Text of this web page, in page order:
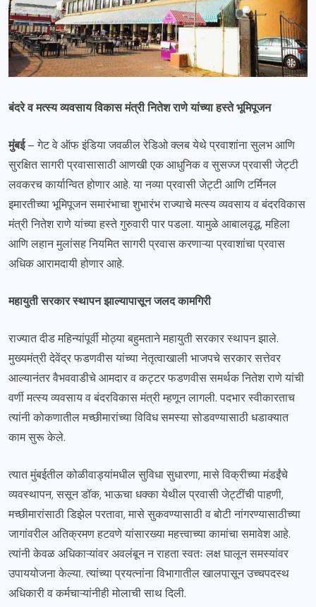
बंदरे व मत्स्य व्यवसाय विकास मंत्री नितेश राणे यांच्या हस्ते भूमिपूजन
मुंबई– गेट वे ऑफ इंडिया जवळील रेडिओ क्लब येथे प्रवाशांना सुलभ आणि
सुरक्षित सागरी प्रवासासाठी आणखी एक आधुनिक व सुसज्ज प्रवासी जेट्टी
लवकरच कार्यान्वित होणार आहे. या नव्या प्रवासी जेट्टी आणि टर्मिनल
इमारतीच्या भूमिपूजन समारंभाचा शुभारंभ राज्याचे मत्स्य व्यवसाय व बंदरविकास
मंत्री नितेश राणे यांच्या हस्ते गुरुवारी पार पडला. यामुळे आबालवृद्ध, महिला
आणि लहान मुलांसह नियमित सागरी प्रवास करणाऱ्या प्रवाशांचा प्रवास
अधिक आरामदायी होणार आहे.
महायुती सरकार स्थापन झाल्यापासून जलद कामगिरी
राज्यात दीड महिन्यांपूर्वी मोठ्या बहुमताने महायुती सरकार स्थापन झाले.
मुख्यमंत्री देवेंद्र फडणवीस यांच्या नेतृत्वाखाली भाजपचे सरकार सत्तेवर
आल्यानंतर वैभववाडीचे आमदार व कट्टर फडणवीस समर्थक नितेश राणे यांची
वर्णी मत्स्य व्यवसाय व बंदरविकास मंत्री म्हणून लागली. पदभार स्वीकारताच
त्यांनी कोकणातील मच्छीमारांच्या विविध समस्या सोडवण्यासाठी धडाक्यात
काम सुरू केले.
त्यात मुंबईतील कोळीवाड्यांमधील सुविधा सुधारणा, मासे विक्रीच्या मंडईंचे
व्यवस्थापन, ससून डॉक, भाऊचा धक्का येथील प्रवासी जेट्टींची पाहणी,
मच्छीमारांसाठी डिझेल परतावा, मासे सुकवण्यासाठी व बोटी नांगरण्यासाठीच्या
जागांवरील अतिक्रमण हटवणे यांसारख्या महत्त्वाच्या कामांचा समावेश आहे.
त्यांनी केवळ अधिकाऱ्यांवर अवलंबून न राहता स्वतः लक्ष घालून समस्यांवर
उपाययोजना केल्या. त्यांच्या प्रयत्नांना विभागातील खालपासून उच्चपदस्थ
अधिकारी व कर्मचाऱ्यांनीही मोलाची साथ दिली.